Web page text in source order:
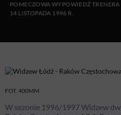
POMECZOWA WYPOWIEDŹ
14 LISTOPADA 1996 R.
FOT. 400MM
W sezonie 1996/1997 Widzew